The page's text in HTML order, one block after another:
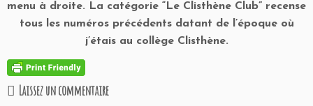
menu à droite. La catégorie “Le Clisthène Club” recense
tous les numéros précédents datant de l’époque où
j’étais au collège Clisthène.
Laissez un commentaire